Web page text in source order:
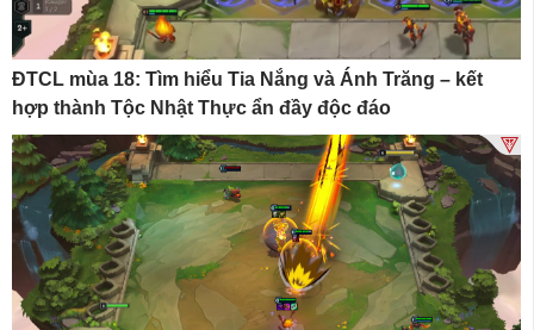
ĐTCL mùa 18: Tìm hiểu Tia Nắng và Ánh Trăng – kết
hợp thành Tộc Nhật Thực ẩn đầy độc đáo